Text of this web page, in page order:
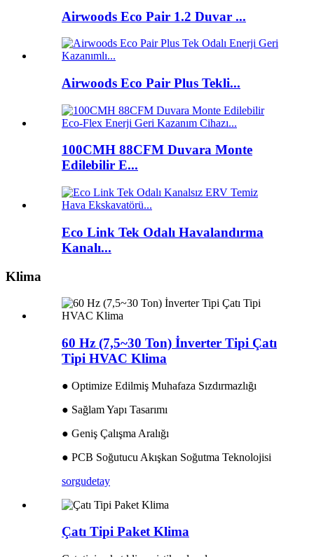
Airwoods Eco Pair 1.2 Duvar ...
Airwoods Eco Pair Plus Tekli...
100CMH 88CFM Duvara Monte
Edilebilir E...
Eco Link Tek Odalı Havalandırma
Kanalı...
Klima
60 Hz (7,5~30 Ton) İnverter Tipi Çatı
Tipi HVAC Klima
● Optimize Edilmiş Muhafaza Sızdırmazlığı
● Sağlam Yapı Tasarımı
● Geniş Çalışma Aralığı
● PCB Soğutucu Akışkan Soğutma Teknolojisi
sorgudetay
Çatı Tipi Paket Klima